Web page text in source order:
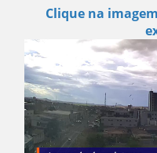
Clique na